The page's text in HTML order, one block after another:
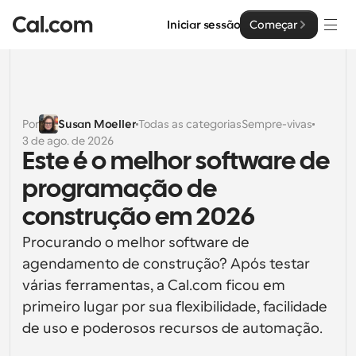
Iniciar sessão Começar
Soluções
Por tamanho da equipa
Para Indivíduos
Agendamento pessoal simplificado
Para Equipas
Agendamento colaborativo para grupos
Para Organizações
Equipas maiores que agendam para um maior controlo
e segurança
Empresa
Desenvolvedor
Documentação do Desenvolvedor
Documentação para a plataforma Cal.com
Recursos
Tipo de Letra: Cal Sans UI & Text
Cal.ai
Por Susan MoellerTodas as categoriasSempre-vivas
3 de ago. de 2026
Este é o melhor software de
programação de
construção em 2026
Procurando o melhor software de
agendamento de construção? Após testar
várias ferramentas, a Cal.com ficou em
primeiro lugar por sua flexibilidade, facilidade
de uso e poderosos recursos de automação.